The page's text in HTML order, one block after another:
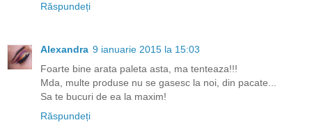
Răspundeți
Alexandra 9 ianuarie 2015 la 15:03
Foarte bine arata paleta asta, ma tenteaza!!!
Mda, multe produse nu se gasesc la noi, din pacate...
Sa te bucuri de ea la maxim!
Răspundeți